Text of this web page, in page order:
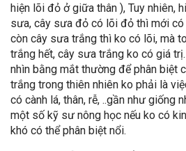
hiện lõi đỏ ở giữa thân ), Tuy nhiên,
sưa, cây sưa đỏ có lõi đỏ thì mới
còn cây sưa trắng thì ko có lõi, mà
trắng hết, cây sưa trắng ko có giá
nhìn bằng mắt thường để phân biệt
trắng trong thiên nhiên ko phải là
có cành lá, thân, rễ, ..gần như giống
một số kỹ sư nông học nếu ko có
khó có thể phân biệt nổi.